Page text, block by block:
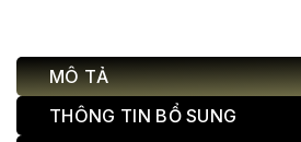
MÔ TẢ
THÔNG TIN BỔ SUNG